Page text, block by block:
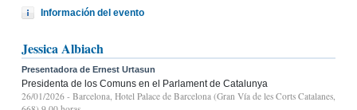
Información del evento
Jessica Albiach
Presentadora de Ernest Urtasun
Presidenta de los Comuns en el Parlament de Catalunya
26/01/2026 - Barcelona, Hotel Palace de Barcelona (Gran Vía de les Corts Catalanes,